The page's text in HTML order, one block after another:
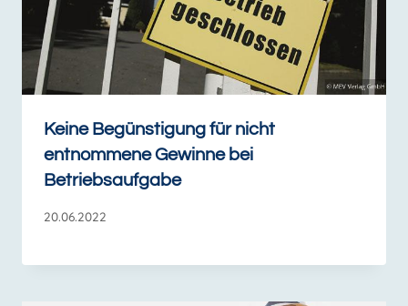
Keine Begünstigung für nicht
entnommene Gewinne bei
Betriebsaufgabe
20.06.2022